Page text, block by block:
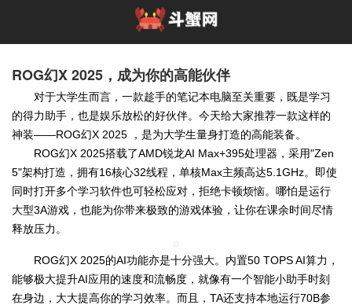
ROG幻X 2025，成为你的高能伙伴
对于大学生而言，一款趁手的笔记本电脑至关重要，既是学习
的得力助手，也是娱乐放松的好伙伴。今天给大家推荐一款这样的
神装——ROG幻X 2025 ，是为大学生量身打造的高能装备。
ROG幻X 2025搭载了AMD锐龙AI Max+395处理器，采用"Zen
5"架构打造，拥有16核心32线程，单核Max主频高达5.1GHz。即使
同时打开多个学习软件也可轻松应对，拒绝卡顿烦恼。哪怕是运行
大型3A游戏，也能为你带来极致的游戏体验，让你在课余时间尽情
释放压力。
ROG幻X 2025的AI功能亦是十分强大。内置50 TOPS AI算力，
能够极大提升AI应用的速度和流畅度，就像有一个智能小助手时刻
在身边，大大提高你的学习效率。而且，TA还支持本地运行70B参